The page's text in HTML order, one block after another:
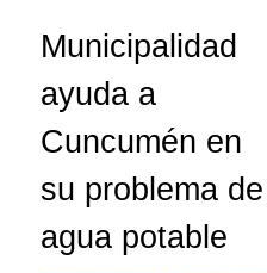
Municipalidad
ayuda a
Cuncumén en
su problema de
agua potable